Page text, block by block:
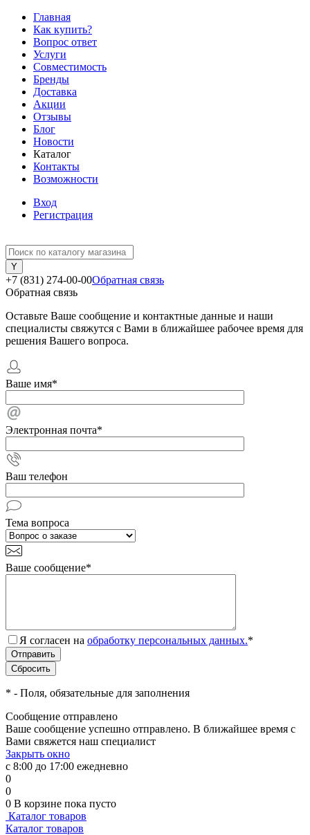
Главная
Как купить?
Вопрос ответ
Услуги
Совместимость
Бренды
Доставка
Акции
Отзывы
Блог
Новости
Каталог
Контакты
Возможности
Вход
Регистрация
+7 (831) 274-00-00Обратная связь
Обратная связь
Оставьте Ваше сообщение и контактные данные и наши
специалисты свяжутся с Вами в ближайшее рабочее время для
решения Вашего вопроса.
Ваше имя*
Электронная почта*
Ваш телефон
Тема вопроса
Ваше сообщение*
Я согласен на обработку персональных данных.*
* - Поля, обязательные для заполнения
Сообщение отправлено
Ваше сообщение успешно отправлено. В ближайшее время с
Вами свяжется наш специалист
Закрыть окно
с 8:00 до 17:00 ежедневно
0
0
0 В корзине пока пусто
Каталог товаров
Каталог товаров